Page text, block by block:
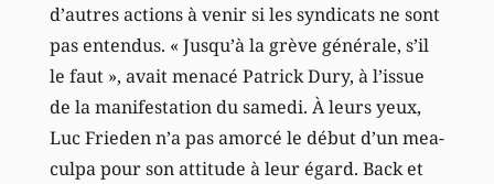
d’autres actions à venir si les syndicats ne sont
pas entendus. « Jusqu’à la grève générale, s’il
le faut », avait menacé Patrick Dury, à l’issue
de la manifestation du samedi. À leurs yeux,
Luc Frieden n’a pas amorcé le début d’un mea-
culpa pour son attitude à leur égard. Back et